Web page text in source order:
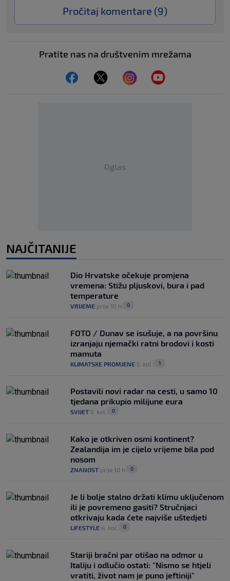
Pročitaj komentare (9)
Pratite nas na društvenim mrežama
Oglas
NAJČITANIJE
Dio Hrvatske očekuje promjena
vremena: Stižu pljuskovi, bura i pad
temperature
VRIJEME prije 10 h 0
FOTO / Dunav se isušuje, a na površinu
izranjaju njemački ratni brodovi i kosti
mamuta
KLIMATSKE PROMJENE 5. kol. 1
Postavili novi radar na cesti, u samo 10
tjedana prikupio milijune eura
SVIJET 5. kol. 0
Kako je otkriven osmi kontinent?
Zealandija im je cijelo vrijeme bila pod
nosom
ZNANOST prije 10 h 0
Je li bolje stalno držati klimu uključenom
ili je povremeno gasiti? Stručnjaci
otkrivaju kada ćete najviše uštedjeti
LIFESTYLE 4. kol. 0
Stariji bračni par otišao na odmor u
Italiju i odlučio ostati: "Nismo se htjeli
vratiti, život nam je puno jeftiniji"